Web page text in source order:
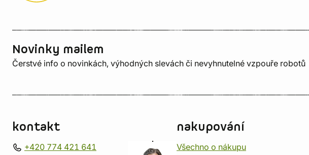
Novinky mailem
Čerstvé info o novinkách, výhodných slevách či nevyhnutelné vzpouře robotů
kontakt
+420 774 421 641
nakupování
Všechno o nákupu